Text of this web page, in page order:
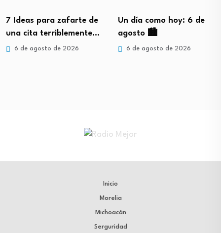
7 Ideas para zafarte de
una cita terriblemente…
6 de agosto de 2026
Un día como hoy: 6 de
agosto 🏙️
6 de agosto de 2026
Inicio
Morelia
Michoacán
Serguridad